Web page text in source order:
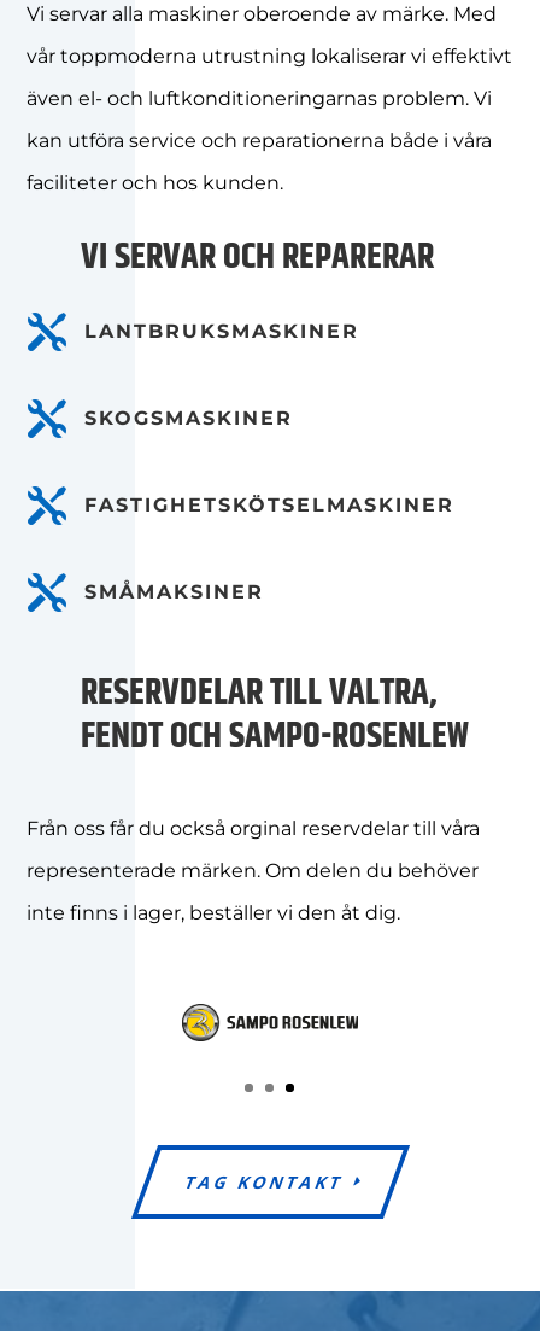
Vi servar alla maskiner oberoende av märke. Med
vår toppmoderna utrustning lokaliserar vi effektivt
även el- och luftkonditioneringarnas problem. Vi
kan utföra service och reparationerna både i våra
faciliteter och hos kunden.
VI SERVAR OCH REPARERAR
 LANTBRUKSMASKINER
 SKOGSMASKINER
 FASTIGHETSKÖTSELMASKINER
 SMÅMAKSINER
RESERVDELAR TILL VALTRA,
FENDT OCH SAMPO-ROSENLEW
Från oss får du också orginal reservdelar till våra
representerade märken. Om delen du behöver
inte finns i lager, beställer vi den åt dig.
TAG KONTAKT